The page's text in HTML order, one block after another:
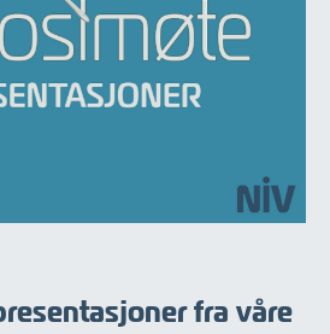
fra våre